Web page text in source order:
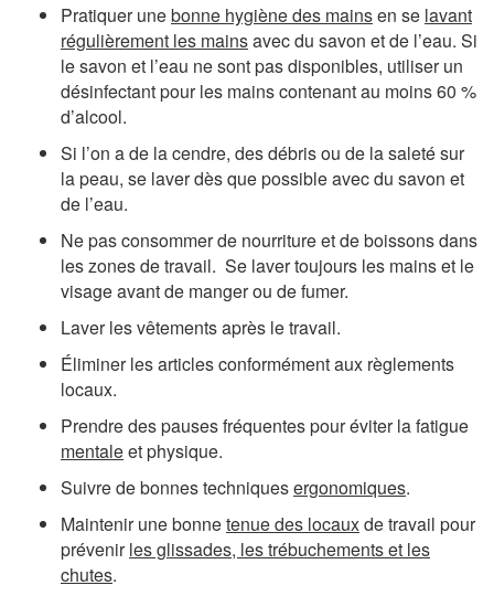
Pratiquer unebonne hygiène des mainsen se lavant
régulièrement les mainsavec du savon et de l’eau. Si
le savon et l’eau ne sont pas disponibles, utiliser un
désinfectant pour les mains contenant au moins 60 %
d’alcool.
Si l’on a de la cendre, des débris ou de la saleté sur
la peau, se laver dès que possible avec du savon et
de l’eau.
Ne pas consommer de nourriture et de boissons dans
les zones de travail. Se laver toujours les mains et le
visage avant de manger ou de fumer.
Laver les vêtements après le travail.
Éliminer les articles conformément aux règlements
locaux.
Prendre des pauses fréquentes pour éviter la fatigue
mentaleet physique.
Suivre de bonnes techniquesergonomiques.
Maintenir une bonnetenue des locauxde travail pour
prévenirles glissades, les trébuchements et les
chutes.